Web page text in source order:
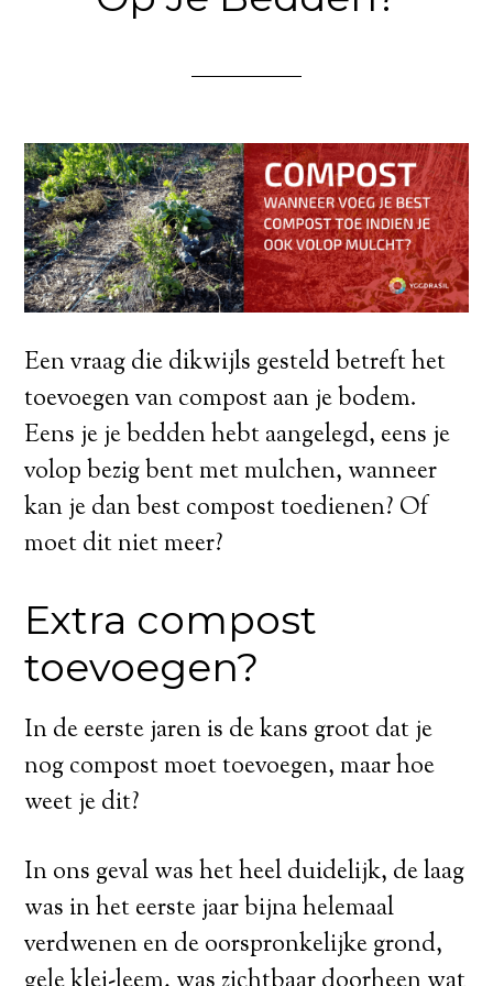
Een vraag die dikwijls gesteld betreft het
toevoegen van compost aan je bodem.
Eens je je bedden hebt aangelegd, eens je
volop bezig bent met mulchen, wanneer
kan je dan best compost toedienen? Of
moet dit niet meer?
Extra compost
toevoegen?
In de eerste jaren is de kans groot dat je
nog compost moet toevoegen, maar hoe
weet je dit?
In ons geval was het heel duidelijk, de laag
was in het eerste jaar bijna helemaal
verdwenen en de oorspronkelijke grond,